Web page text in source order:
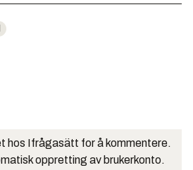
hos Ifrågasätt for å kommentere.
oppretting av brukerkonto.